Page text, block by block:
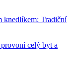
knedlíkem: Tradiční
celý byt a